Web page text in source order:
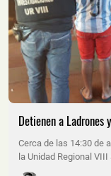
Detienen a Ladrones
Cerca de las 14:30 de
la Unidad Regional